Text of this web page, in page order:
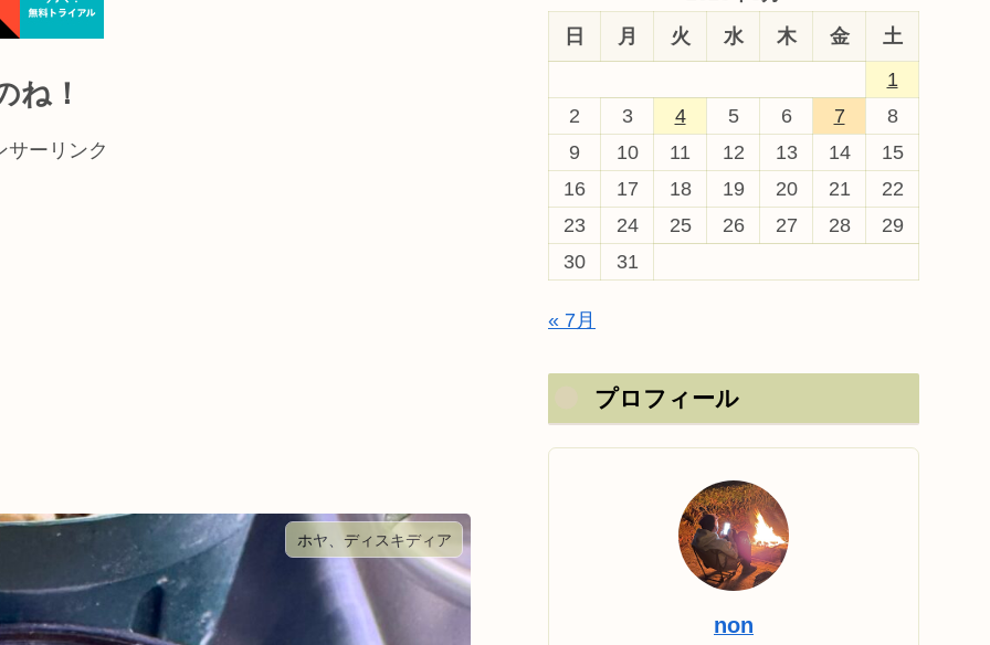
ね！
サーリンク
ホヤ、ディスキディア
日
月 火 水 木 金
土
1
2
3 4 5 6 7
8
9
10 11 12 13 14
15
16
17 18 19 20 21
22
23
24 25 26 27 28
29
30
31
« 7月
プロフィール
non